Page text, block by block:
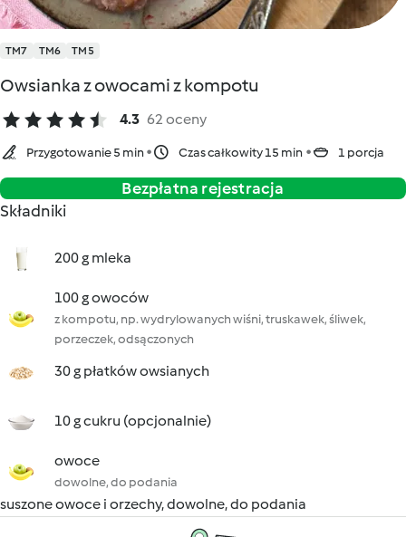
TM7 TM6 TM5
Owsianka z owocami z kompotu
4.3 62 oceny
Przygotowanie 5 min Czas całkowity 15 min 1 porcja
Bezpłatna rejestracja
Składniki
200 g mleka
100 g owoców
z kompotu, np. wydrylowanych wiśni, truskawek, śliwek,
porzeczek, odsączonych
30 g płatków owsianych
10 g cukru (opcjonalnie)
owoce
dowolne, do podania
suszone owoce i orzechy, dowolne, do podania